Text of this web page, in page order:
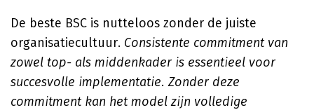
De beste BSC is nutteloos zonder de juiste
organisatiecultuur. Consistente commitment van
zowel top- als middenkader is essentieel voor
succesvolle implementatie. Zonder deze
commitment kan het model zijn volledige